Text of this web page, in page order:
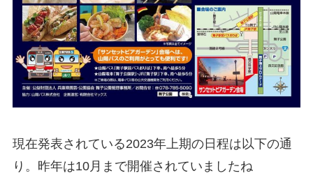
現在発表されている2023年上期の日程は以下の通
り。昨年は10月まで開催されていましたね